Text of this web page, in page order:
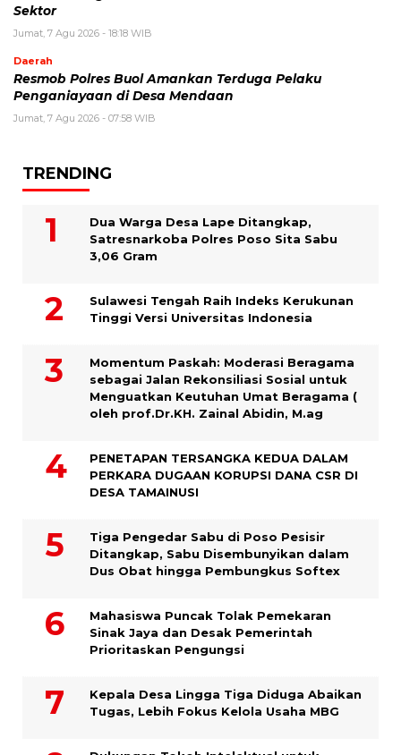
Sektor
Jumat, 7 Agu 2026 - 18:18 WIB
Daerah
Resmob Polres Buol Amankan Terduga Pelaku
Penganiayaan di Desa Mendaan
Jumat, 7 Agu 2026 - 07:58 WIB
TRENDING
Dua Warga Desa Lape Ditangkap,
Satresnarkoba Polres Poso Sita Sabu
3,06 Gram
Sulawesi Tengah Raih Indeks Kerukunan
Tinggi Versi Universitas Indonesia
Momentum Paskah: Moderasi Beragama
sebagai Jalan Rekonsiliasi Sosial untuk
Menguatkan Keutuhan Umat Beragama (
oleh prof.Dr.KH. Zainal Abidin, M.ag
PENETAPAN TERSANGKA KEDUA DALAM
PERKARA DUGAAN KORUPSI DANA CSR DI
DESA TAMAINUSI
Tiga Pengedar Sabu di Poso Pesisir
Ditangkap, Sabu Disembunyikan dalam
Dus Obat hingga Pembungkus Softex
Mahasiswa Puncak Tolak Pemekaran
Sinak Jaya dan Desak Pemerintah
Prioritaskan Pengungsi
Kepala Desa Lingga Tiga Diduga Abaikan
Tugas, Lebih Fokus Kelola Usaha MBG